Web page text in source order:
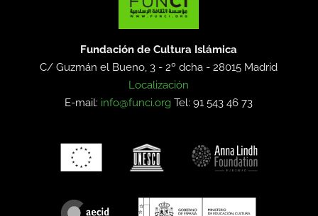
Fundación de Cultura Islámica
C/ Guzmán el Bueno, 3 - 2º dcha -28015 Madrid
Localización
E-mail: info@funci.org Tel: 91 543 46 73